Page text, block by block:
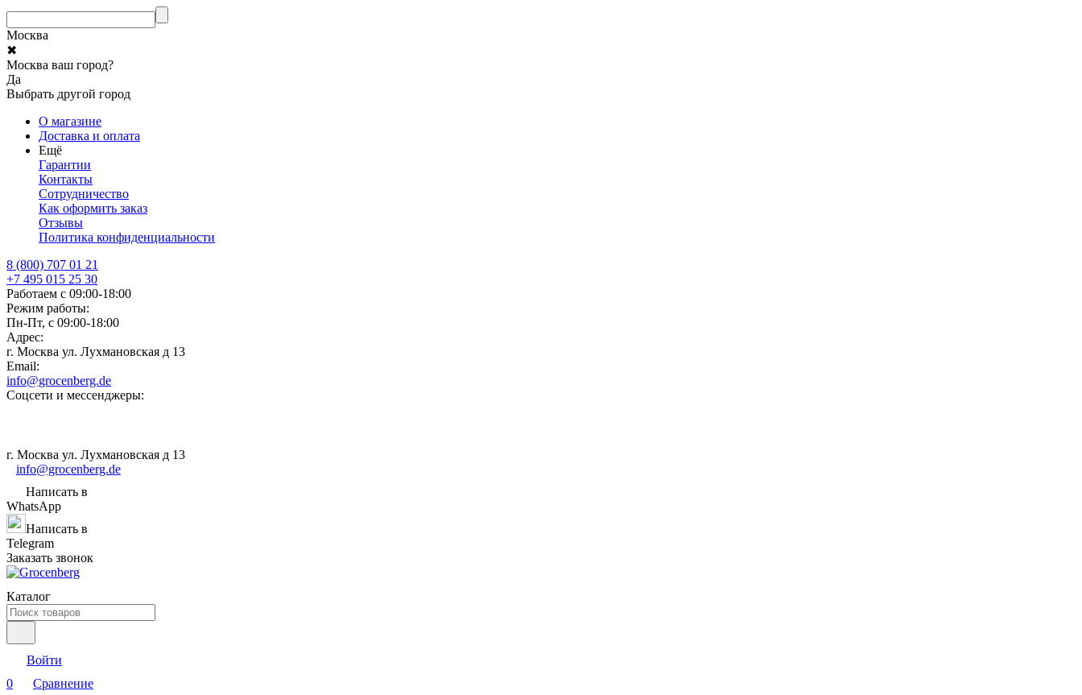
Москва
✖
Москва ваш город?
Да
Выбрать другой город
О магазине
Доставка и оплата
Ещё
Гарантии
Контакты
Сотрудничество
Как оформить заказ
Отзывы
Политика конфиденциальности
8 (800) 707 01 21
+7 495 015 25 30
Работаем с 09:00-18:00
Режим работы:
Пн-Пт, с 09:00-18:00
Адрес:
г. Москва ул. Лухмановская д 13
Email:
info@grocenberg.de
Соцсети и мессенджеры:
г. Москва ул. Лухмановская д 13
info@grocenberg.de
Написать в
WhatsApp
Написать в
Telegram
Заказать звонок
Каталог
Войти
0
Сравнение